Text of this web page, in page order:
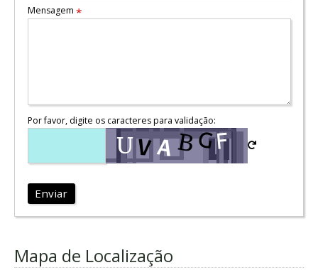
Mensagem *
Por favor, digite os caracteres para validação:
Enviar
Mapa de Localização